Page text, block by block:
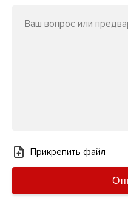
Ваш вопрос или
Прикрепить файл